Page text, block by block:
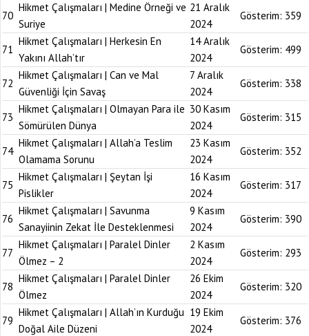
70
Hikmet Çalışmaları | Medine Örneği ve
Suriye
21 Aralık
2024
Gösterim: 359
71
Hikmet Çalışmaları | Herkesin En
Yakını Allah’tır
14 Aralık
2024
Gösterim: 499
72
Hikmet Çalışmaları | Can ve Mal
Güvenliği İçin Savaş
7 Aralık
2024
Gösterim: 338
73
Hikmet Çalışmaları | Olmayan Para ile
Sömürülen Dünya
30 Kasım
2024
Gösterim: 315
74
Hikmet Çalışmaları | Allah’a Teslim
Olamama Sorunu
23 Kasım
2024
Gösterim: 352
75
Hikmet Çalışmaları | Şeytan İşi
Pislikler
16 Kasım
2024
Gösterim: 317
76
Hikmet Çalışmaları | Savunma
Sanayiinin Zekat İle Desteklenmesi
9 Kasım
2024
Gösterim: 390
77
Hikmet Çalışmaları | Paralel Dinler
Ölmez – 2
2 Kasım
2024
Gösterim: 293
78
Hikmet Çalışmaları | Paralel Dinler
Ölmez
26 Ekim
2024
Gösterim: 320
79
Hikmet Çalışmaları | Allah’ın Kurduğu
Doğal Aile Düzeni
19 Ekim
2024
Gösterim: 376